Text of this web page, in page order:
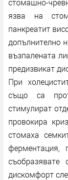
стомашно-
язва на
панкреатит
допълнително
възпалената
предизвикат
При
също са
стимулират
провокира
стомаха
дискомфорт